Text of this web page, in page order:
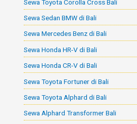
Sewa Toyota Corolla Cross Bali
Sewa Sedan BMW di Bali
Sewa Mercedes Benz di Bali
Sewa Honda HR-V di Bali
Sewa Honda CR-V di Bali
Sewa Toyota Fortuner di Bali
Sewa Toyota Alphard di Bali
Sewa Alphard Transformer Bali